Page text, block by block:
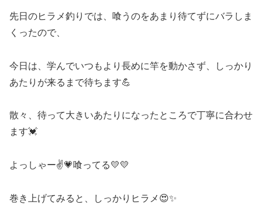
先日のヒラメ釣りでは、喰うのをあまり待てずにバラしま
くったので、
今日は、学んでいつもより長めに竿を動かさず、しっかり
あたりが来るまで待ちます💪
散々、待って大きいあたりになったところで丁寧に合わせ
ます💓
よっしゃー✌️💗喰ってる💛💛
巻き上げてみると、しっかりヒラメ😍✨